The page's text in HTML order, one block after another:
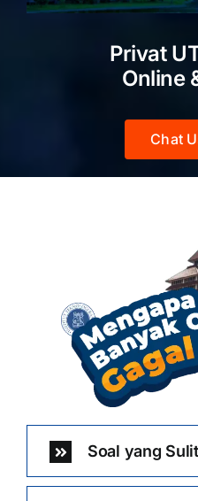
Privat
Online
Chat
Soal yang Sulit